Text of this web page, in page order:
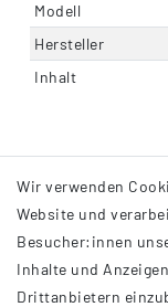
Modell
Hersteller
Inhalt
Wir verwenden
Website und
Besucher:innen
Inhalte und
Drittanbietern